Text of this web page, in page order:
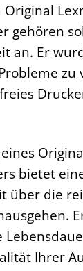
gehören
an. Er
zu
bietet
über die
Ihrer